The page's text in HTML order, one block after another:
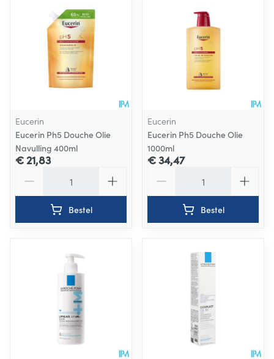
Eucerin
Eucerin Ph5 Douche Olie
Navulling 400ml
€ 21,83
Bestel
Eucerin
Eucerin Ph5 Douche Olie
1000ml
€ 34,47
Bestel